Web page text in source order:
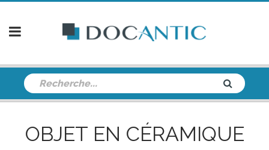
OBJET EN CÉRAMIQUE